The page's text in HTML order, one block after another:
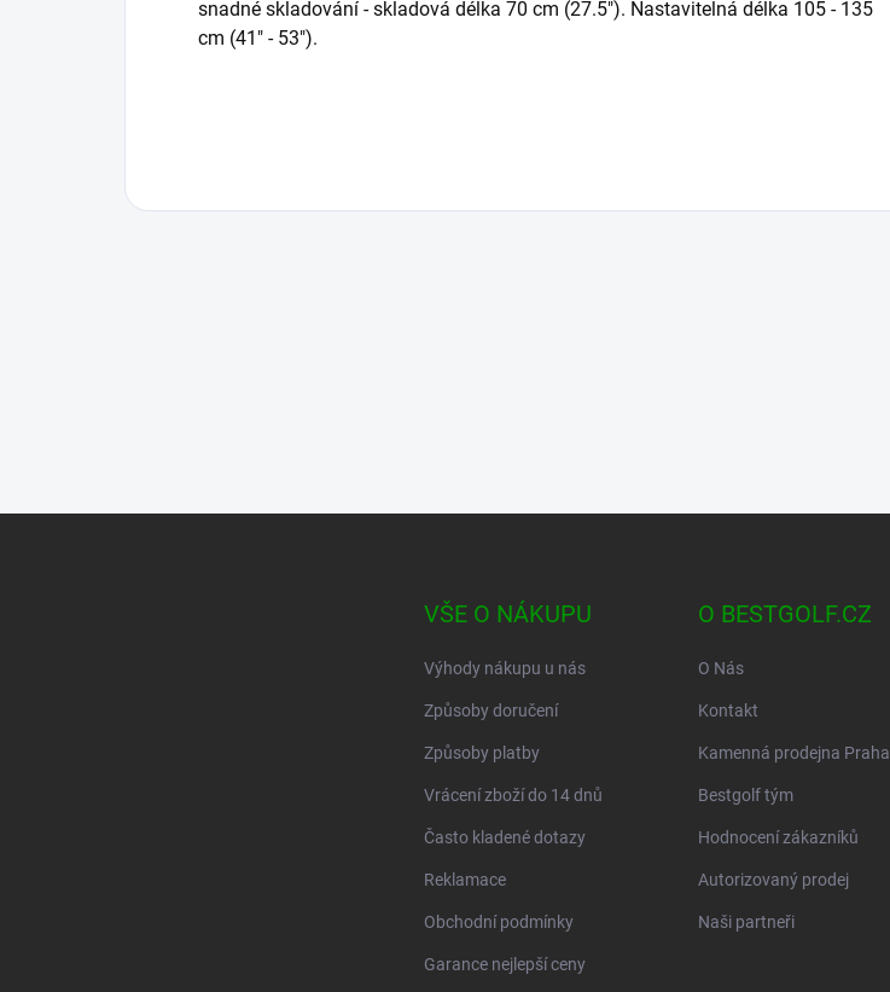
snadné skladování - skladová délka 70 cm (27.5"). Nastavitelná délka 105 - 135
cm (41" - 53").
VŠE O NÁKUPU
Výhody nákupu u nás
Způsoby doručení
Způsoby platby
Vrácení zboží do 14 dnů
Často kladené dotazy
Reklamace
Obchodní podmínky
Garance nejlepší ceny
O BESTGOLF.CZ
O Nás
Kontakt
Kamenná prodejna Praha
Bestgolf tým
Hodnocení zákazníků
Autorizovaný prodej
Naši partneři